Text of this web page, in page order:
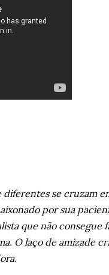
se cruzam
por sua
que não consegue
O laço de amizade